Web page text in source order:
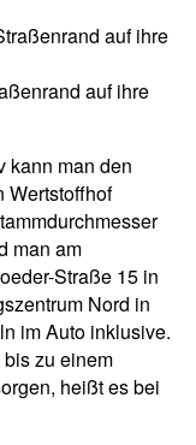
auf ihre
kann man den
Wertstoffhof
man am
Straße 15 in
Nord in
im Auto inklusive.
zu einem
heißt es bei